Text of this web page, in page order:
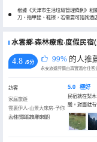
根據《天津市生活垃圾管理條例》相
刀、指甲銼、鞋擦，若需要可諮詢酒
水雲鄉·森林療愈·度假民
4.8 /5分 99% 的人推
訪客
家庭旅遊
雲裏伊人-山景大床房-予你
山林-添眠按摩床墊
入住於2026年08月
5.0 極好
民宿就在梨
騰。對面就